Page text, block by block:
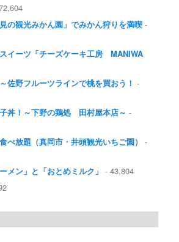
の観光みかん園」でみかん狩りを満喫 -
イーツ「チーズケーキ工房 MANIWA
佐野フルーツラインで桃を買おう！ -
丼！～下野の鶏処 田村屋本店～ -
べ放題（真岡市・井頭観光いちご園）
-
メン」と「おとめミルク」 - 43,804